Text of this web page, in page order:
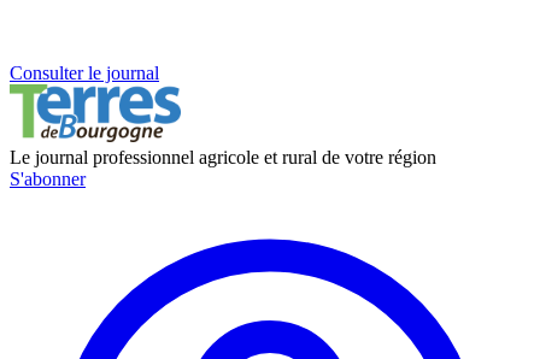
Consulter le journal
Le journal professionnel agricole et rural de votre région
S'abonner